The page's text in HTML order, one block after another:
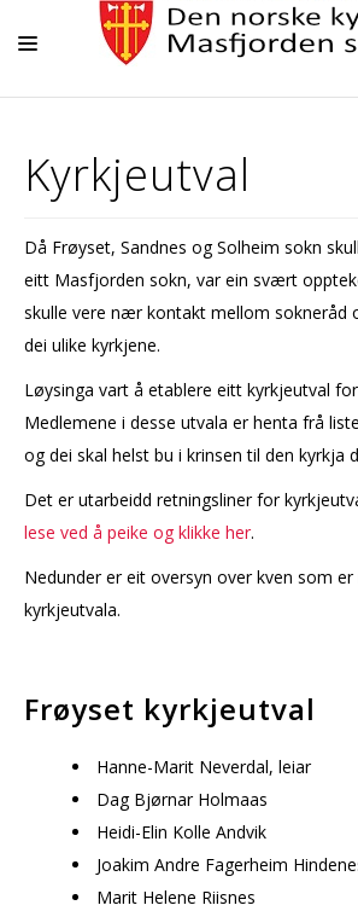
KYRKJA I MASFJORDEN
PÅMELDINGAR
Kyrkjeutval
Då Frøyset, Sandnes og Solheim sokn
eitt Masfjorden sokn, var ein svært
skulle vere nær kontakt mellom sokneråd
dei ulike kyrkjene.
Løysinga vart å etablere eitt kyrkjeutval
Medlemene i desse utvala er henta frå
og dei skal helst bu i krinsen til den kyrkja
Det er utarbeidd retningsliner for
lese ved å peike og klikke her.
Nedunder er eit oversyn over kven som
kyrkjeutvala.
Frøyset kyrkjeutval
Hanne-Marit Neverdal, leiar
Dag Bjørnar Holmaas
Heidi-Elin Kolle Andvik
Joakim Andre Fagerheim
Marit Helene Riisnes